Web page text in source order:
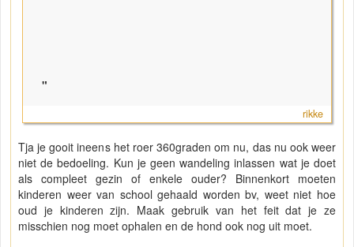
"
rikke
Tja je gooit ineens het roer 360graden om nu, das nu ook weer
niet de bedoeling. Kun je geen wandeling inlassen wat je doet
als compleet gezin of enkele ouder? Binnenkort moeten
kinderen weer van school gehaald worden bv, weet niet hoe
oud je kinderen zijn. Maak gebruik van het feit dat je ze
misschien nog moet ophalen en de hond ook nog uit moet.